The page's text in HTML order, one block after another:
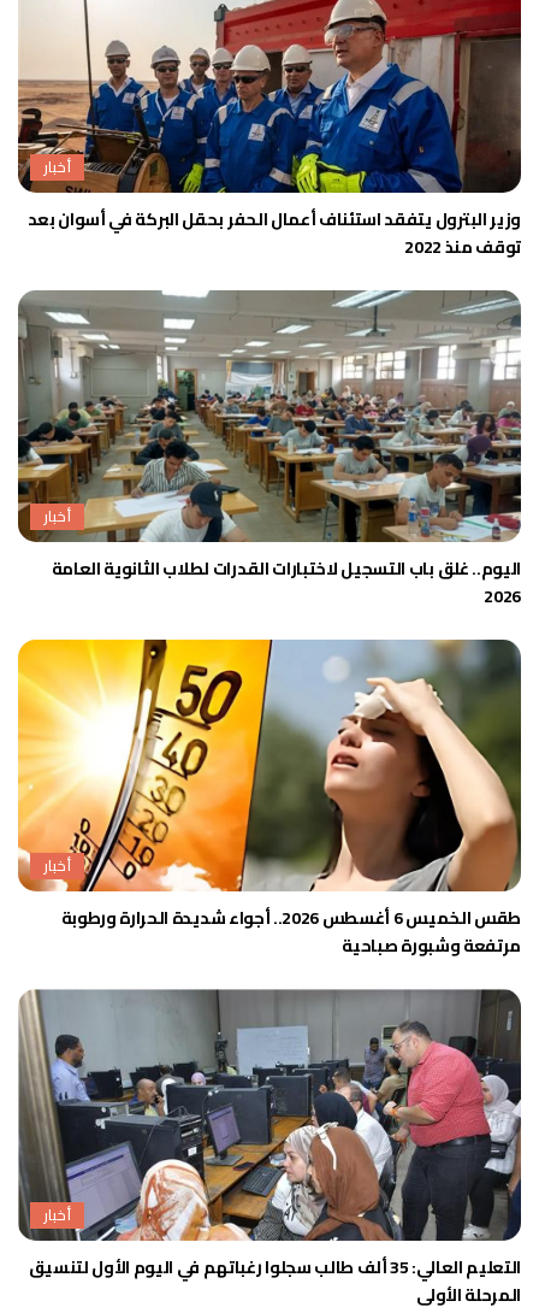
أخبار
وزير البترول يتفقد استئناف أعمال الحفر بحقل البركة في أسوان بعد
توقف منذ 2022
أخبار
اليوم.. غلق باب التسجيل لاختبارات القدرات لطلاب الثانوية العامة
2026
أخبار
طقس الخميس 6 أغسطس 2026.. أجواء شديدة الحرارة ورطوبة
مرتفعة وشبورة صباحية
أخبار
التعليم العالي: 35 ألف طالب سجلوا رغباتهم في اليوم الأول لتنسيق
المرحلة الأولى